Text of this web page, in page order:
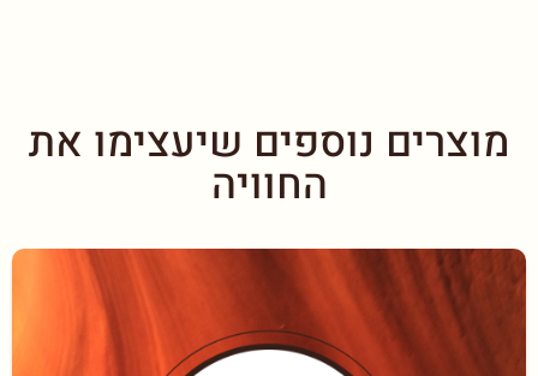
מוצרים נוספים שיעצימו את
החוויה